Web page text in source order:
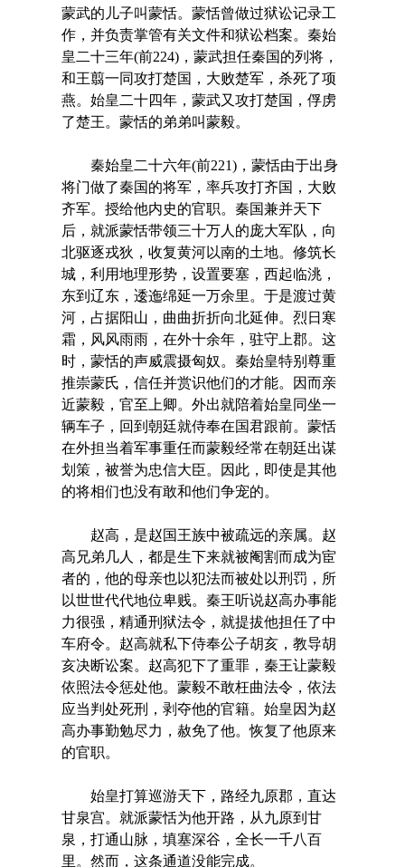
蒙武的儿子叫蒙恬。蒙恬曾做过狱讼记录工
作，并负责掌管有关文件和狱讼档案。秦始
皇二十三年(前224)，蒙武担任秦国的列将，
和王翦一同攻打楚国，大败楚军，杀死了项
燕。始皇二十四年，蒙武又攻打楚国，俘虏
了楚王。蒙恬的弟弟叫蒙毅。
秦始皇二十六年(前221)，蒙恬由于出身
将门做了秦国的将军，率兵攻打齐国，大败
齐军。授给他内史的官职。秦国兼并天下
后，就派蒙恬带领三十万人的庞大军队，向
北驱逐戎狄，收复黄河以南的土地。修筑长
城，利用地理形势，设置要塞，西起临洮，
东到辽东，逶迤绵延一万余里。于是渡过黄
河，占据阳山，曲曲折折向北延伸。烈日寒
霜，风风雨雨，在外十余年，驻守上郡。这
时，蒙恬的声威震摄匈奴。秦始皇特别尊重
推崇蒙氏，信任并赏识他们的才能。因而亲
近蒙毅，官至上卿。外出就陪着始皇同坐一
辆车子，回到朝廷就侍奉在国君跟前。蒙恬
在外担当着军事重任而蒙毅经常在朝廷出谋
划策，被誉为忠信大臣。因此，即使是其他
的将相们也没有敢和他们争宠的。
赵高，是赵国王族中被疏远的亲属。赵
高兄弟几人，都是生下来就被阉割而成为宦
者的，他的母亲也以犯法而被处以刑罚，所
以世世代代地位卑贱。秦王听说赵高办事能
力很强，精通刑狱法令，就提拔他担任了中
车府令。赵高就私下侍奉公子胡亥，教导胡
亥决断讼案。赵高犯下了重罪，秦王让蒙毅
依照法令惩处他。蒙毅不敢枉曲法令，依法
应当判处死刑，剥夺他的官籍。始皇因为赵
高办事勤勉尽力，赦免了他。恢复了他原来
的官职。
始皇打算巡游天下，路经九原郡，直达
甘泉宫。就派蒙恬为他开路，从九原到甘
泉，打通山脉，填塞深谷，全长一千八百
里。然而，这条通道没能完成。